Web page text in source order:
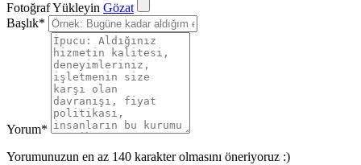
Fotoğraf Yükleyin Gözat
Başlık*
Yorum*
Yorumunuzun en az 140 karakter olmasını öneriyoruz :)